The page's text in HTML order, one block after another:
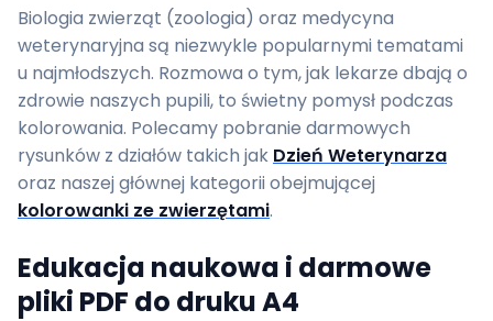
Biologia zwierząt (zoologia) oraz medycyna
weterynaryjna są niezwykle popularnymi tematami
u najmłodszych. Rozmowa o tym, jak lekarze dbają o
zdrowie naszych pupili, to świetny pomysł podczas
kolorowania. Polecamy pobranie darmowych
rysunków z działów takich jak Dzień Weterynarza
oraz naszej głównej kategorii obejmującej
kolorowanki ze zwierzętami.
Edukacja naukowa i darmowe
pliki PDF do druku A4